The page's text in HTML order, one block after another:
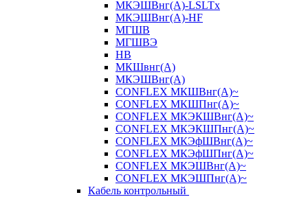
МКЭШВнг(A)-LSLTx
МКЭШВнг(А)-HF
МГШВ
МГШВЭ
НВ
МКШвнг(А)
МКЭШВнг(А)
CONFLEX МКШВнг(А)~
CONFLEX МКШПнг(А)~
CONFLEX МКЭКШВнг(А)~
CONFLEX МКЭКШПнг(А)~
CONFLEX МКЭфШВнг(А)~
CONFLEX МКЭфШПнг(А)~
CONFLEX МКЭШВнг(А)~
CONFLEX МКЭШПнг(А)~
Кабель контрольный